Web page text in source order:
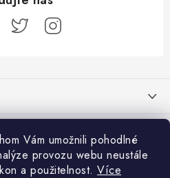
Vám umožnili pohodlné
provozu webu neustále
a použitelnost. Více